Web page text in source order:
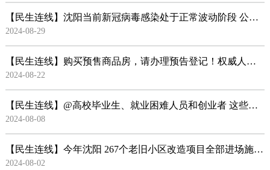
【民生连线】沈阳当前新冠病毒感染处于正常波动阶段 公众不必过于担忧恐慌
2024-08-29
【民生连线】购买预售商品房，请办理预告登记！权威人士详细介绍不动产非公证继承登记、二手房“带押过...
2024-08-22
【民生连线】@高校毕业生、就业困难人员和创业者 这些补贴可领取！
2024-08-08
【民生连线】今年沈阳 267个老旧小区改造项目全部进场施工 住宅加装电梯补贴标准提高！
2024-08-02